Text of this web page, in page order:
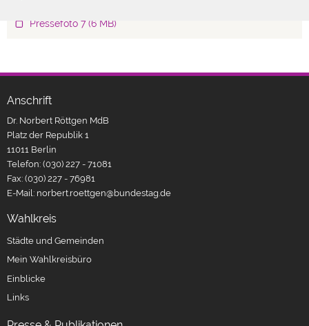
Pressefoto 7(6 MB)
Fußbereich
Anschrift
Dr. Norbert Röttgen MdB
Platz der Republik 1
11011 Berlin
Telefon: (030) 227 - 71081
Fax: (030) 227 - 76981
E-Mail: norbert.roettgen@bundestag.de
Wahlkreis
Städte und Gemeinden
Mein Wahlkreisbüro
Einblicke
Links